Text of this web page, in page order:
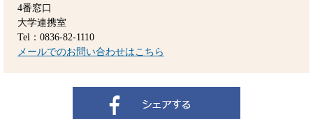
4番窓口
大学連携室
Tel：0836-82-1110
メールでのお問い合わせはこちら